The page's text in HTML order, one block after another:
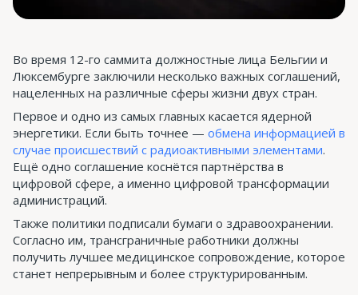
Во время 12-го саммита должностные лица Бельгии и
Люксембурге заключили несколько важных соглашений,
нацеленных на различные сферы жизни двух стран.
Первое и одно из самых главных касается ядерной
энергетики. Если быть точнее — обмена информацией в
случае происшествий с радиоактивными элементами.
Ещё одно соглашение коснётся партнёрства в
цифровой сфере, а именно цифровой трансформации
администраций.
Также политики подписали бумаги о здравоохранении.
Согласно им, трансграничные работники должны
получить лучшее медицинское сопровождение, которое
станет непрерывным и более структурированным.